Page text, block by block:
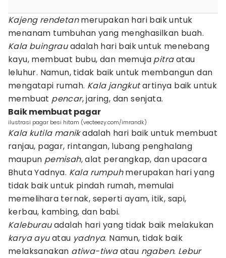
Kajeng rendetanmerupakan hari baik untuk
menanam tumbuhan yang menghasilkan buah.
Kala buingrauadalah hari baik untuk menebang
kayu, membuat bubu, dan memuja pitraatau
leluhur. Namun, tidak baik untuk membangun dan
mengatapi rumah. Kala jangkutartinya baik untuk
membuat pencar, jaring, dan senjata.
Baik membuat pagar
ilustrasi pagar besi hitam (vecteezy.com/imrandk)
Kala kutila manikadalah hari baik untuk membuat
ranjau, pagar, rintangan, lubang penghalang
maupun pemisah, alat perangkap, dan upacara
Bhuta Yadnya. Kala rumpuhmerupakan hari yang
tidak baik untuk pindah rumah, memulai
memelihara ternak, seperti ayam, itik, sapi,
kerbau, kambing, dan babi.
Kaleburauadalah hari yang tidak baik melakukan
karya ayuatau yadnya. Namun, tidak baik
melaksanakan atiwa-tiwaatau ngaben. Lebur